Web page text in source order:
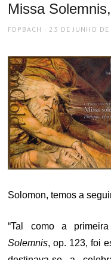
Missa
AUTHOR
FDPBACH
POSTED
23 DE JUNHO
Solomon, temos a
“Tal como a
Solemnis, op. 123, foi